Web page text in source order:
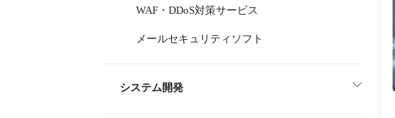
WAF・DDoS対策サービス
メールセキュリティソフト
システム開発